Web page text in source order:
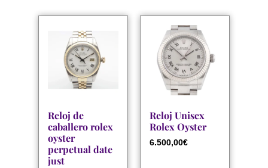
Reloj de
caballero rolex
oyster
perpetual date
just
Reloj Unisex
Rolex Oyster
6.500,00€